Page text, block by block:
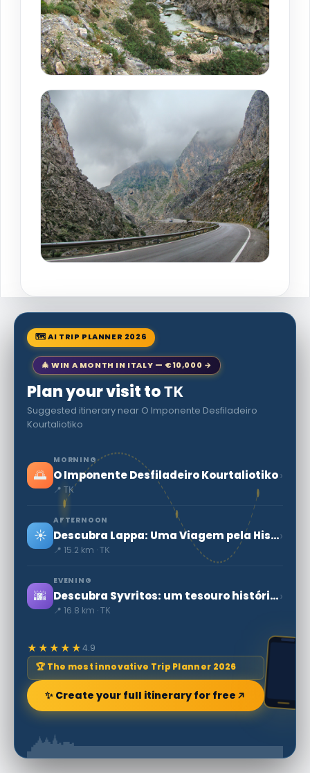
🗺 AI TRIP PLANNER 2026
🎄 WIN A MONTH IN ITALY — €10,000 →
Plan your visit to ΤΚ
Suggested itinerary near O Imponente Desfiladeiro
Kourtaliotiko
🌅
MORNING
O Imponente Desfiladeiro Kourtaliotiko
📍 ΤΚ
›
☀️
AFTERNOON
Descubra Lappa: Uma Viagem pela História da Antiga Creta
📍 15.2 km · ΤΚ
›
🌆
EVENING
Descubra Syvritos: um tesouro histórico da Creta grega
📍 16.8 km · ΤΚ
›
★★★★★4.9
🏆 The most innovative Trip Planner 2026
✨ Create your full itinerary for free